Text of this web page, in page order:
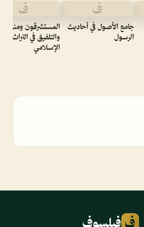
ف
جامع الأصول في أحاديث
الرسول
ف
المستشرقون ومنهج
والتلفيق في التراث
الإسلامي
ف فيلسوف